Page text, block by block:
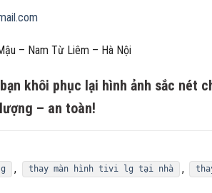
– Nam Từ Liêm – Hà Nội
khôi phục lại hình ảnh sắc nét
– an toàn!
, thay màn hình tivi lg tại nhà ,